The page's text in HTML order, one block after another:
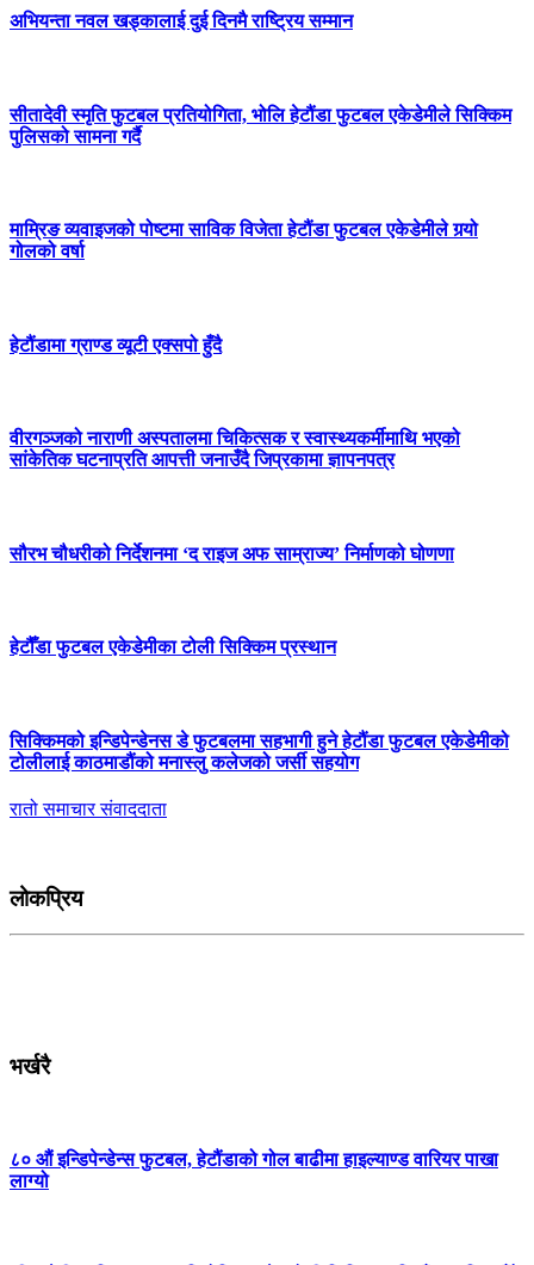
अभियन्ता नवल खड्कालाई दुई दिनमै राष्ट्रिय सम्मान
सीतादेवी स्मृति फुटबल प्रतियोगिता, भोलि हेटौंडा फुटबल एकेडेमीले सिक्किम
पुलिसको सामना गर्दै
माम्रिङ व्यवाइजको पोष्टमा साविक विजेता हेटौंडा फुटबल एकेडेमीले गर्‍यो
गोलको वर्षा
हेटौंडामा ग्राण्ड व्यूटी एक्सपो हुँदै
वीरगञ्जको नाराणी अस्पतालमा चिकित्सक र स्वास्थ्यकर्मीमाथि भएको
सांकेतिक घटनाप्रति आपत्ती जनाउँदै जिप्रकामा ज्ञापनपत्र
सौरभ चौधरीको निर्देशनमा ‘द राइज अफ साम्राज्य’ निर्माणको घोणणा
हेटौँडा फुटबल एकेडेमीका टोली सिक्किम प्रस्थान
सिक्किमको इन्डिपेन्डेनस डे फुटबलमा सहभागी हुने हेटौंडा फुटबल एकेडेमीको
टोलीलाई काठमाडौंको मनास्लु कलेजको जर्सी सहयोग
रातो समाचार संवाददाता
लोकप्रिय
भर्खरै
८० औं इन्डिपेन्डेन्स फुटबल, हेटौंडाको गोल बाढीमा हाइल्याण्ड वारियर पाखा
लाग्यो